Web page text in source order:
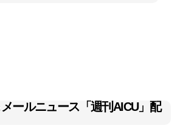
ールニュース「週刊AICU」配